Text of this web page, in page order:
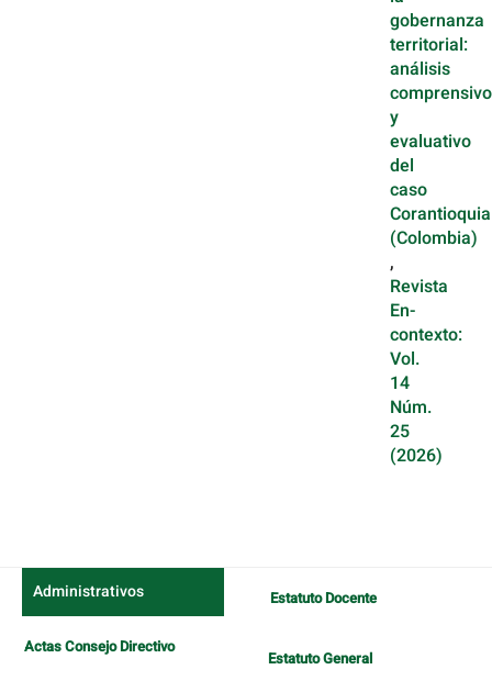
gobernanza
territorial:
análisis
comprensivo
y
evaluativo
del
caso
Corantioquia
(Colombia)
,
Revista
En-
contexto:
Vol.
14
Núm.
25
(2026)
Administrativos
Actas Consejo Directivo
Estatuto Docente
Estatuto General